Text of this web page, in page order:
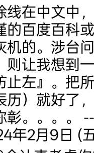
线在中文中
的百度百科
机的。涉台
则让我想到
止左』。把
历）就好了
彰。。。。
年2月9日 (